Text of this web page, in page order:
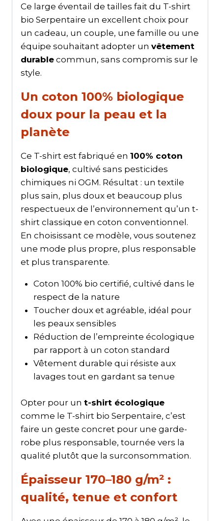
Ce large éventail de tailles fait du T-shirt
bio Serpentaire un excellent choix pour
un cadeau, un couple, une famille ou une
équipe souhaitant adopter un vêtement
durable commun, sans compromis sur le
style.
Un coton 100% biologique
doux pour la peau et la
planète
Ce T-shirt est fabriqué en 100% coton
biologique, cultivé sans pesticides
chimiques ni OGM. Résultat : un textile
plus sain, plus doux et beaucoup plus
respectueux de l’environnement qu’un t-
shirt classique en coton conventionnel.
En choisissant ce modèle, vous soutenez
une mode plus propre, plus responsable
et plus transparente.
Coton 100% bio certifié, cultivé dans le
respect de la nature
Toucher doux et agréable, idéal pour
les peaux sensibles
Réduction de l’empreinte écologique
par rapport à un coton standard
Vêtement durable qui résiste aux
lavages tout en gardant sa tenue
Opter pour un t-shirt écologique
comme le T-shirt bio Serpentaire, c’est
faire un geste concret pour une garde-
robe plus responsable, tournée vers la
qualité plutôt que la surconsommation.
Épaisseur 170–180 g/m² :
qualité, tenue et confort